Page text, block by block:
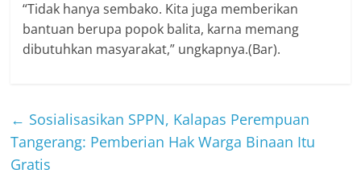
“Tidak hanya sembako. Kita juga memberikan
bantuan berupa popok balita, karna memang
dibutuhkan masyarakat,” ungkapnya.(Bar).
← Sosialisasikan SPPN, Kalapas Perempuan
Tangerang: Pemberian Hak Warga Binaan Itu
Gratis